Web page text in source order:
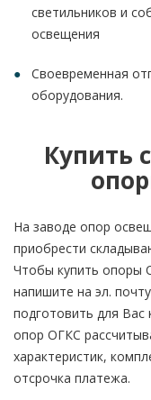
светильников и
освещения
Своевременная
оборудования.
Купить
На заводе опор
приобрести
Чтобы купить опоры
напишите на эл. почту
подготовить для
опор ОГКС
характеристик,
отсрочка платежа.